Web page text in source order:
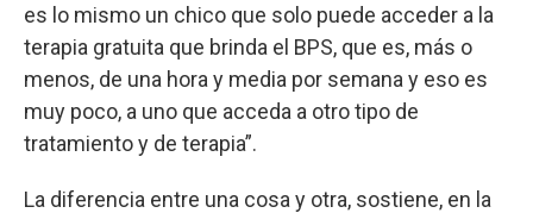
es lo mismo un chico que solo puede acceder a la
terapia gratuita que brinda el BPS, que es, más o
menos, de una hora y media por semana y eso es
muy poco, a uno que acceda a otro tipo de
tratamiento y de terapia”.
La diferencia entre una cosa y otra, sostiene, en la